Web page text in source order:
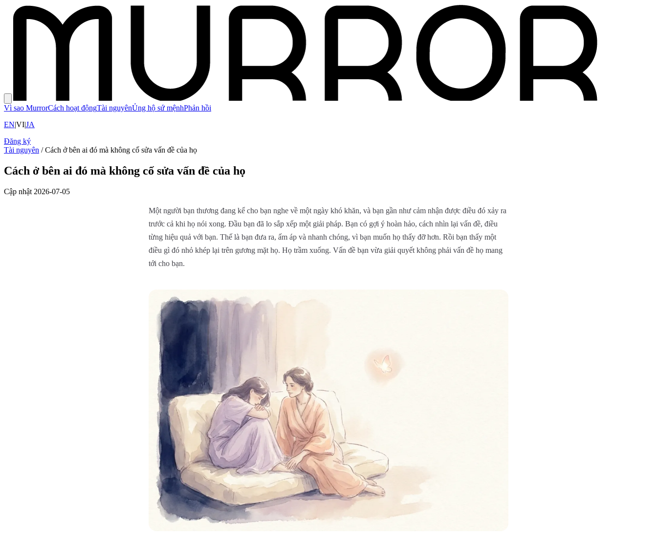
Vì sao MurrorCách hoạt độngTài nguyênỦng hộ sứ mệnhPhản hồi
EN|VI|JA
Đăng ký
Tài nguyên / Cách ở bên ai đó mà không cố sửa vấn đề của họ
Cách ở bên ai đó mà không cố sửa vấn đề của họ
Cập nhật 2026-07-05
Một người bạn thương đang kể cho bạn nghe về một ngày khó khăn, và bạn gần như cảm nhận được điều đó xảy ra
trước cả khi họ nói xong. Đầu bạn đã lo sắp xếp một giải pháp. Bạn có gợi ý hoàn hảo, cách nhìn lại vấn đề, điều
từng hiệu quả với bạn. Thế là bạn đưa ra, ấm áp và nhanh chóng, vì bạn muốn họ thấy đỡ hơn. Rồi bạn thấy một
điều gì đó nhỏ khép lại trên gương mặt họ. Họ trầm xuống. Vấn đề bạn vừa giải quyết không phải vấn đề họ mang
tới cho bạn.